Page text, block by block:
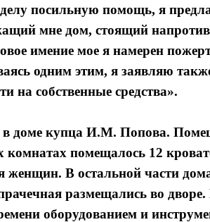
делу посильную помощь, я
мне дом, стоящий напротив
имение мое я намерен
одним этим, я заявляю
на собственные средства».
доме купца И.М. Попова.
комнатах помещалось 12
В остальной части
размещались во
оборудованием и
Я согласен сполитикой
Я согласен сполитикой